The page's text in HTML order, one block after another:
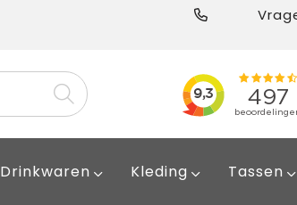
Drinkwaren Kleding Tassen